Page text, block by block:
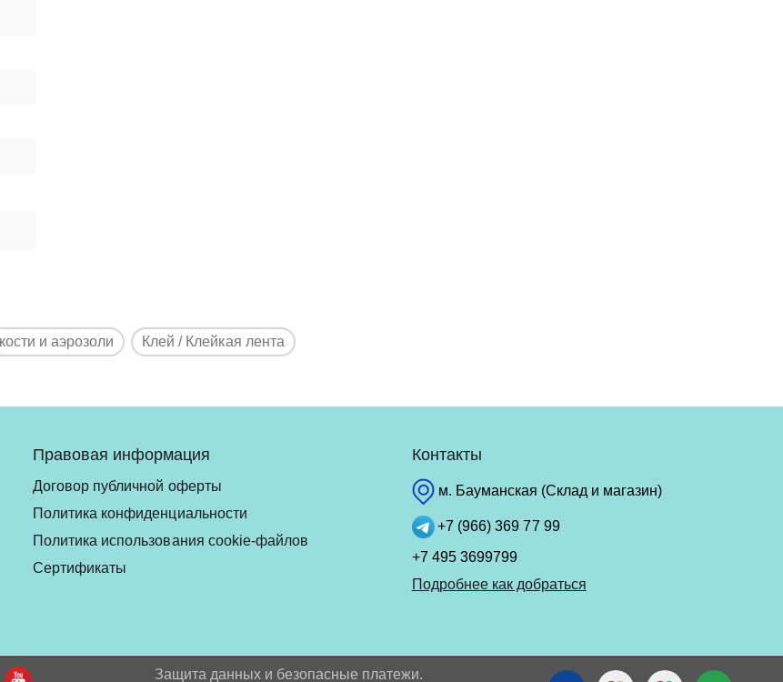
и аэрозоли Клей / Клейкая лента
Правовая информация
Договор публичной оферты
Политика конфиденциальности
Политика использования cookie-файлов
Сертификаты
Контакты
м. Бауманская (Склад и магазин)
+7 (966) 369 77 99
+7 495 3699799
Подробнее как добраться
Защита данных и безопасные платежи.